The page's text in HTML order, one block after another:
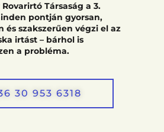
Rovarirtó Társaság a 3.
pontján gyorsan,
és szakszerűen végzi el az
irtást – bárhol is
a probléma.
30 953 6318